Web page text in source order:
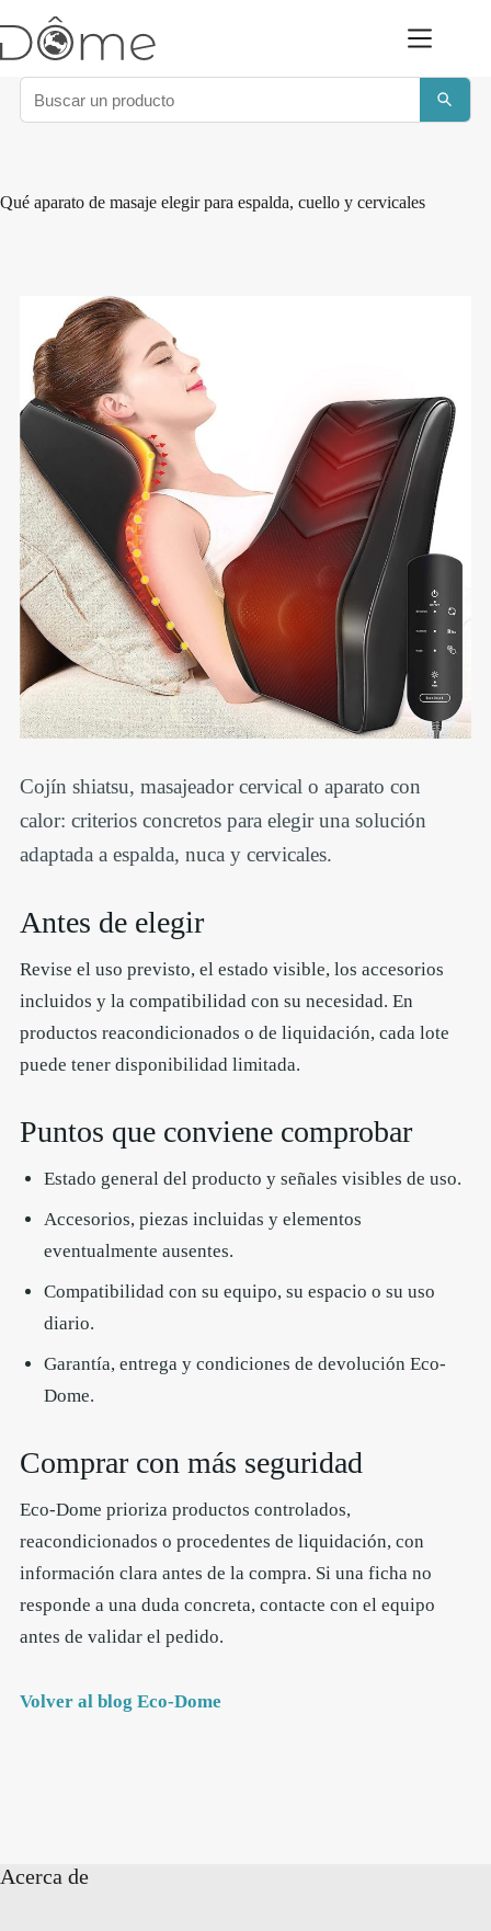
al
contenido
Qué aparato de masaje elegir para espalda, cuello y cervicales
Cojín shiatsu, masajeador cervical o aparato con
calor: criterios concretos para elegir una solución
adaptada a espalda, nuca y cervicales.
Antes de elegir
Revise el uso previsto, el estado visible, los accesorios
incluidos y la compatibilidad con su necesidad. En
productos reacondicionados o de liquidación, cada lote
puede tener disponibilidad limitada.
Puntos que conviene comprobar
Estado general del producto y señales visibles de uso.
Accesorios, piezas incluidas y elementos
eventualmente ausentes.
Compatibilidad con su equipo, su espacio o su uso
diario.
Garantía, entrega y condiciones de devolución Eco-
Dome.
Comprar con más seguridad
Eco-Dome prioriza productos controlados,
reacondicionados o procedentes de liquidación, con
información clara antes de la compra. Si una ficha no
responde a una duda concreta, contacte con el equipo
antes de validar el pedido.
Volver al blog Eco-Dome
Acerca de